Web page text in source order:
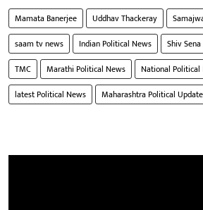
Mamata Banerjee Uddhav Thackeray
saam tv news
Indian Political News Shiv Sena
TMC
Marathi Political News
National Political
latest Political News
Maharashtra Political Update